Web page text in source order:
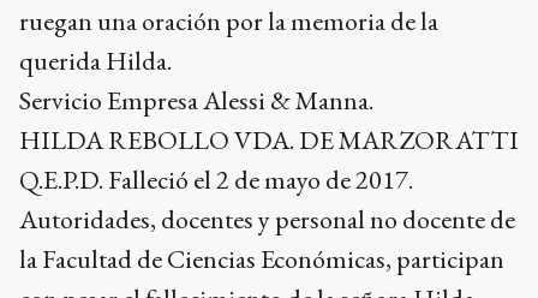
ruegan una oración por la memoria de la
querida Hilda.
Servicio Empresa Alessi & Manna.
HILDA REBOLLO VDA. DE MARZORATTI
Q.E.P.D. Falleció el 2 de mayo de 2017.
Autoridades, docentes y personal no docente de
la Facultad de Ciencias Económicas, participan